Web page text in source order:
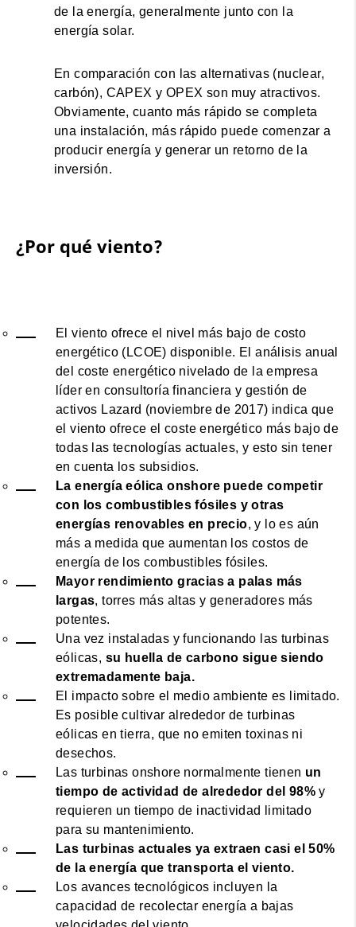
de la energía, generalmente junto con la
energía solar.
En comparación con las alternativas (nuclear,
carbón), CAPEX y OPEX son muy atractivos.
Obviamente, cuanto más rápido se completa
una instalación, más rápido puede comenzar a
producir energía y generar un retorno de la
inversión.
¿Por qué viento?
El viento ofrece el nivel más bajo de costo
energético (LCOE) disponible. El análisis anual
del coste energético nivelado de la empresa
líder en consultoría financiera y gestión de
activos Lazard (noviembre de 2017) indica que
el viento ofrece el coste energético más bajo de
todas las tecnologías actuales, y esto sin tener
en cuenta los subsidios.
La energía eólica onshore puede competir
con los combustibles fósiles y otras
energías renovables en precio, y lo es aún
más a medida que aumentan los costos de
energía de los combustibles fósiles.
Mayor rendimiento gracias a palas más
largas, torres más altas y generadores más
potentes.
Una vez instaladas y funcionando las turbinas
eólicas, su huella de carbono sigue siendo
extremadamente baja.
El impacto sobre el medio ambiente es limitado.
Es posible cultivar alrededor de turbinas
eólicas en tierra, que no emiten toxinas ni
desechos.
Las turbinas onshore normalmente tienen un
tiempo de actividad de alrededor del 98% y
requieren un tiempo de inactividad limitado
para su mantenimiento.
Las turbinas actuales ya extraen casi el 50%
de la energía que transporta el viento.
Los avances tecnológicos incluyen la
capacidad de recolectar energía a bajas